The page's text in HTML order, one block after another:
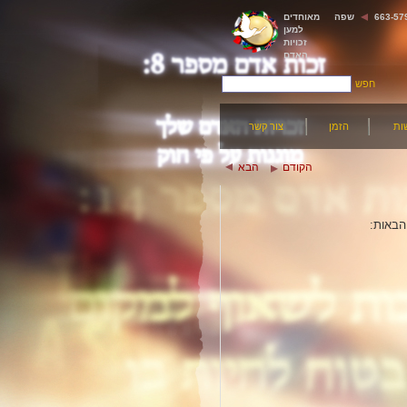
שפה
מאוחדים
למען
זכויות
האדם
חפש
הזמן צור קשר
הקודם הבא